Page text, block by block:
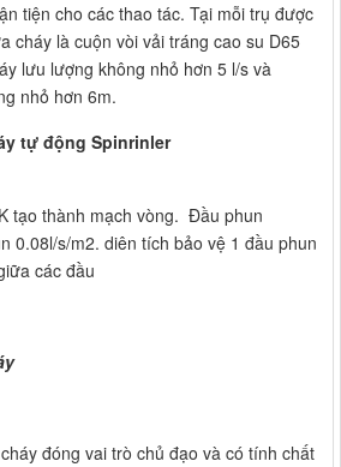
tiện cho các thao tác. Tại mỗi trụ được
cháy là cuộn vòi vải tráng cao su D65
lưu lượng không nhỏ hơn 5 l/s và
nhỏ hơn 6m.
tự động Spinrinler
tạo thành mạch vòng. Đầu phun
0.08l/s/m2. diên tích bảo vệ 1 đầu phun
các đầu
đóng vai trò chủ đạo và có tính chất